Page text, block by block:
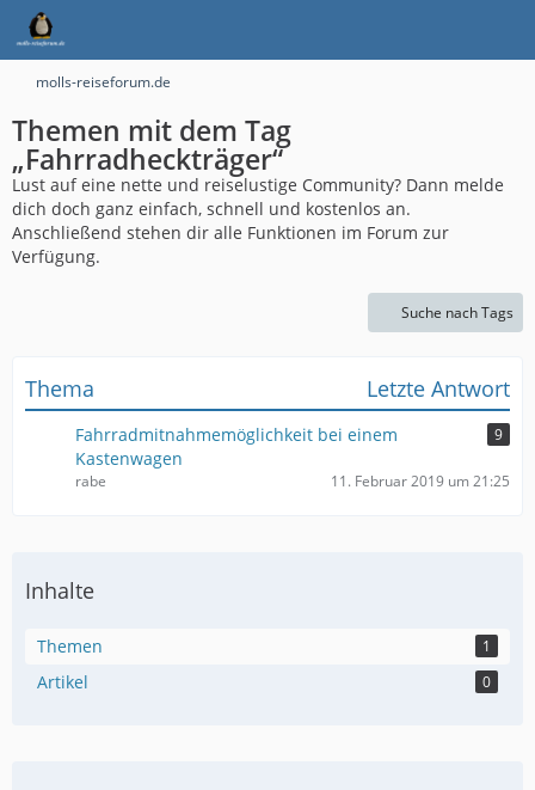
molls-reiseforum.de
Themen mit dem Tag
„Fahrradheckträger“
Lust auf eine nette und reiselustige Community? Dann melde
dich doch ganz einfach, schnell und kostenlos an.
Anschließend stehen dir alle Funktionen im Forum zur
Verfügung.
Suche nach Tags
Thema Letzte Antwort
Fahrradmitnahmemöglichkeit bei einem
Kastenwagen
9
rabe 11. Februar 2019 um 21:25
Inhalte
Themen 1
Artikel 0